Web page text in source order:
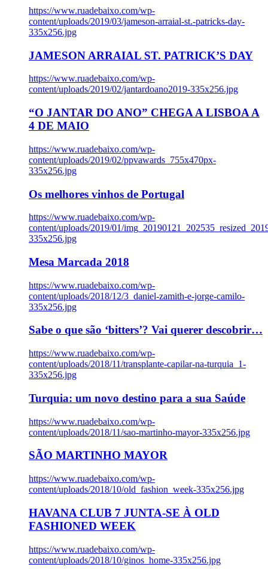
https://www.ruadebaixo.com/wp-
content/uploads/2019/03/jameson-arraial-st.-patricks-day-
335x256.jpg
JAMESON ARRAIAL ST. PATRICK’S DAY
https://www.ruadebaixo.com/wp-
content/uploads/2019/02/jantardoano2019-335x256.jpg
“O JANTAR DO ANO” CHEGA A LISBOA A
4 DE MAIO
https://www.ruadebaixo.com/wp-
content/uploads/2019/02/ppvawards_755x470px-
335x256.jpg
Os melhores vinhos de Portugal
https://www.ruadebaixo.com/wp-
content/uploads/2019/01/
335x256.jpg
Mesa Marcada 2018
https://www.ruadebaixo.com/wp-
content/uploads/2018/12/3_daniel-zamith-e-jorge-camilo-
335x256.jpg
Sabe o que são ‘bitters’? Vai querer descobrir…
https://www.ruadebaixo.com/wp-
content/uploads/2018/11/transplante-capilar-na-turquia_1-
335x256.jpg
Turquia: um novo destino para a sua Saúde
https://www.ruadebaixo.com/wp-
content/uploads/2018/11/sao-martinho-mayor-335x256.jpg
SÃO MARTINHO MAYOR
https://www.ruadebaixo.com/wp-
content/uploads/2018/10/old_fashion_week-335x256.jpg
HAVANA CLUB 7 JUNTA-SE À OLD
FASHIONED WEEK
https://www.ruadebaixo.com/wp-
content/uploads/2018/10/ginos_home-335x256.jpg